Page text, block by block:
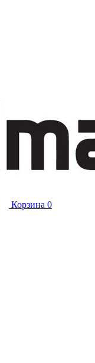
Корзина 0